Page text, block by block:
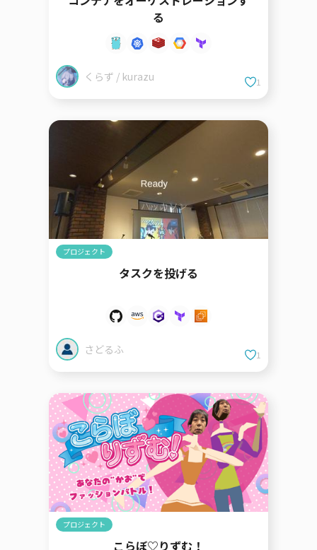
る
くらず / kurazu 1
プロジェクト
タスクを投げる
さどるふ 1
プロジェクト
こらぼ♡りずむ！